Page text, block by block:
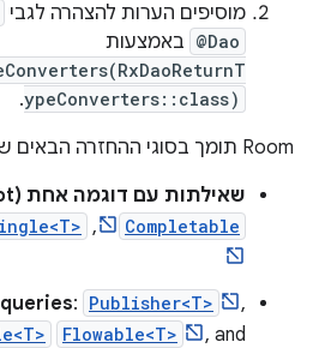
מוסיפים הערות להצהרה לגבי
@Dao באמצעות
ypeConverters::class)
.
‫Room תומך בסוגי ההחזרה הבאים של RxJava 3:
שאילתות עם דוגמה אחת (one-shot)
Completable
,
: Publisher<T> ,
Flowable<T> , and